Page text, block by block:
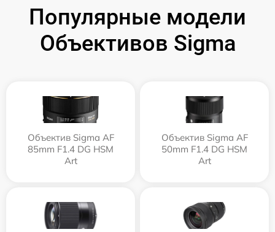
Популярные модели
Объективов Sigma
Объектив Sigma AF
85mm F1.4 DG HSM
Art
Объектив Sigma AF
50mm F1.4 DG HSM
Art